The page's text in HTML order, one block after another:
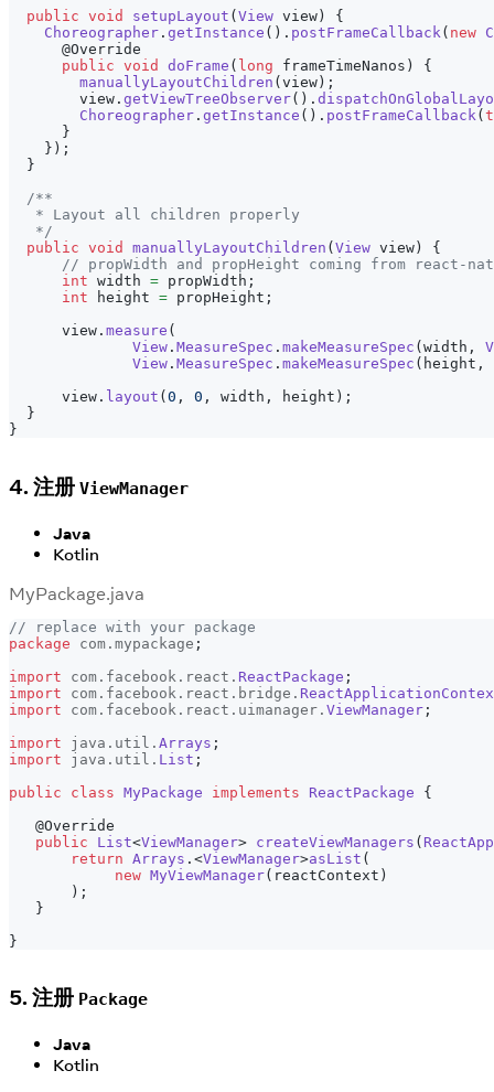
public void setupLayout ( View view )
{
Choreographer . getInstance ( ) . postFrameCallback( new
@Override
public void doFrame ( long frameTimeNanos )
{
manuallyLayoutChildren ( view ) ;
        view
. getViewTreeObserver( ) .
Choreographer . getInstance ( ) . postFrameCallback(
}
} ) ;
}
/**
   * Layout all children properly
   */
public void manuallyLayoutChildren ( View view )
{
// propWidth and propHeight coming from react-
int width = propWidth ;
int height = propHeight ;
      view
. measure (
View . MeasureSpec . makeMeasureSpec ( width ,
View . MeasureSpec . makeMeasureSpec ( height ,
      view
. layout ( 0 , 0 , width , height ) ;
}
}
4. 注册 ViewManager
Java
Kotlin
MyPackage.java
// replace with your package
package
com . mypackage ;
import
com . facebook . react . ReactPackage ;
import
com . facebook . react . bridge .
import
com . facebook . react . uimanager . ViewManager ;
import
java . util . Arrays ;
import
java . util . List ;
public
class MyPackage implements ReactPackage
{
@Override
public
List<ViewManager> createViewManagers (
return Arrays . <ViewManager>asList (
new MyViewManager( reactContext )
) ;
}
}
5. 注册 Package
Java
Kotlin